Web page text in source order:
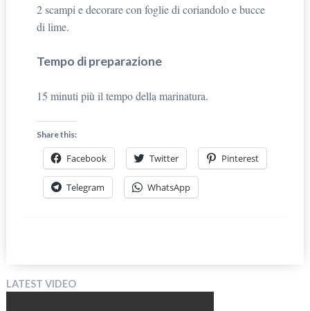
2 scampi e decorare con foglie di coriandolo e bucce
di lime.
Tempo di preparazione
15 minuti più il tempo della marinatura.
Share this:
Facebook Twitter Pinterest
Telegram WhatsApp
LATEST VIDEO